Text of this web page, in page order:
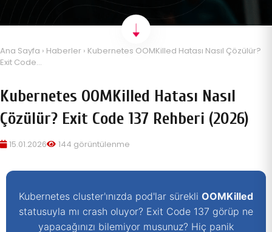
Ana Sayfa › Haberler › Kubernetes OOMKilled Hatası Nasıl Çözülür?
Exit Code...
Kubernetes OOMKilled Hatası Nasıl
Çözülür? Exit Code 137 Rehberi (2026)
15.01.2026 144 görüntülenme
Kubernetes cluster'ınızda pod'lar sürekli OOMKilled
statusuyla mı crash oluyor? Exit Code 137 görüp ne
yapacağınızı bilemiyor musunuz? Hiç panik